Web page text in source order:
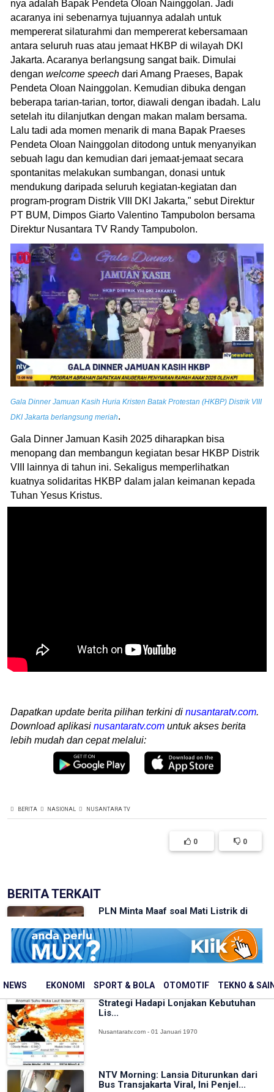
NEWS EKONOMI SPORT & BOLA OTOMOTIF TEKNO &
nya adalah Bapak Pendeta Oloan Nainggolan. Jadi
acaranya ini sebenarnya tujuannya adalah untuk
mempererat silaturahmi dan mempererat kebersamaan
antara seluruh ruas atau jemaat HKBP di wilayah DKI
Jakarta. Acaranya berlangsung sangat baik. Dimulai
dengan welcome speech dari Amang Praeses, Bapak
Pendeta Oloan Nainggolan. Kemudian dibuka dengan
beberapa tarian-tarian, tortor, diawali dengan ibadah. Lalu
setelah itu dilanjutkan dengan makan malam bersama.
Lalu tadi ada momen menarik di mana Bapak Praeses
Pendeta Oloan Nainggolan ditodong untuk menyanyikan
sebuah lagu dan kemudian dari jemaat-jemaat secara
spontanitas melakukan sumbangan, donasi untuk
mendukung daripada seluruh kegiatan-kegiatan dan
program-program Distrik VIII DKI Jakarta," sebut Direktur
PT BUM, Dimpos Giarto Valentino Tampubolon bersama
Direktur Nusantara TV Randy Tampubolon.
Gala Dinner Jamuan Kasih Huria Kristen Batak Protestan (HKBP) Distrik VIII
DKI Jakarta berlangsung meriah.
Gala Dinner Jamuan Kasih 2025 diharapkan bisa
menopang dan membangun kegiatan besar HKBP Distrik
VIII lainnya di tahun ini. Sekaligus memperlihatkan
kuatnya solidaritas HKBP dalam jalan keimanan kepada
Tuhan Yesus Kristus.
Dapatkan update berita pilihan terkini di nusantaratv.com.
Download aplikasi nusantaratv.com untuk akses berita
lebih mudah dan cepat melalui:
BERITA NASIONAL NUSANTARA TV
0 0
BERITA TERKAIT
PLN Minta Maaf soal Mati Listrik di
Nusantaratv.com - 01 Januari 1970
Strategi Hadapi Lonjakan Kebutuhan
Lis...
Nusantaratv.com - 01 Januari 1970
NTV Morning: Lansia Diturunkan dari
Bus Transjakarta Viral, Ini Penjel...